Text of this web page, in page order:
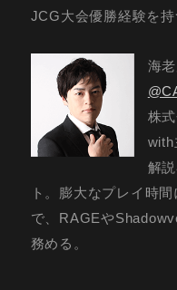
JCG大会優勝経験を持
海
株
with
解
ト。膨大なプレイ時
で、RAGEや
務める。